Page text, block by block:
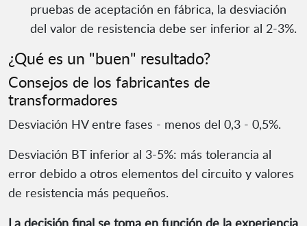
pruebas de aceptación en fábrica, la desviación
del valor de resistencia debe ser inferior al 2-3%.
¿Qué es un "buen" resultado?
Consejos de los fabricantes de
transformadores
Desviación HV entre fases - menos del 0,3 - 0,5%.
Desviación BT inferior al 3-5%: más tolerancia al
error debido a otros elementos del circuito y valores
de resistencia más pequeños.
La decisión final se toma en función de la experiencia